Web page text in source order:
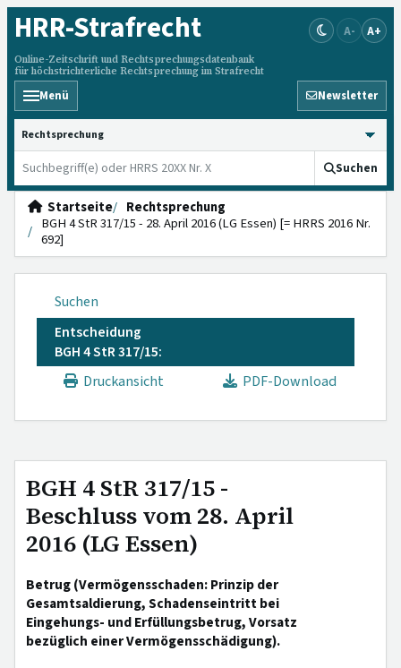
HRR-Strafrecht
Online-Zeitschrift und Rechtsprechungsdatenbank
für höchstrichterliche Rechtsprechung im Strafrecht
A- A+
Menü Newsletter
HRRS durchsuchen
Suchen
Startseite
Rechtsprechung
BGH 4 StR 317/15 - 28. April 2016 (LG Essen) [= HRRS 2016 Nr.
692]
Suchen
Entscheidung
BGH 4 StR 317/15:
Druckansicht
PDF-Download
BGH 4 StR 317/15 -
Beschluss vom 28. April
2016 (LG Essen)
Betrug (Vermögensschaden: Prinzip der
Gesamtsaldierung, Schadenseintritt bei
Eingehungs- und Erfüllungsbetrug, Vorsatz
bezüglich einer Vermögensschädigung).